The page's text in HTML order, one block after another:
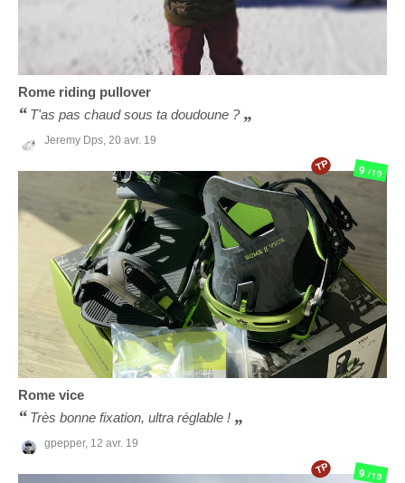
Rome riding pullover
T'as pas chaud sous ta doudoune ?
Jeremy Dps, 20 avr. 19
Rome vice
Très bonne fixation, ultra réglable !
gpepper, 12 avr. 19
9/10
TP
9/10
TP